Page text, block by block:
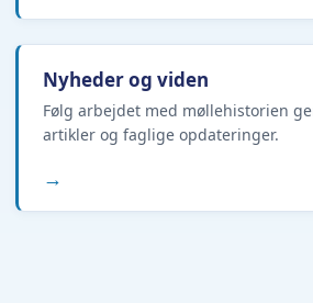
Nyheder og viden
Følg arbejdet med møllehistorien
artikler og faglige opdateringer.
→